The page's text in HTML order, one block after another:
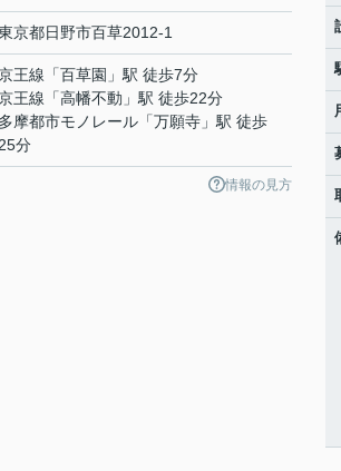
京都日野市百草2012-1
王線 「百草園 」駅 徒歩7分
王線 「高幡不動 」駅 徒歩22分
多摩都市モノレール 「万願寺 」駅 徒歩
25分
情報の見方